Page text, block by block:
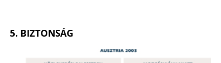
5. BIZTONSÁG